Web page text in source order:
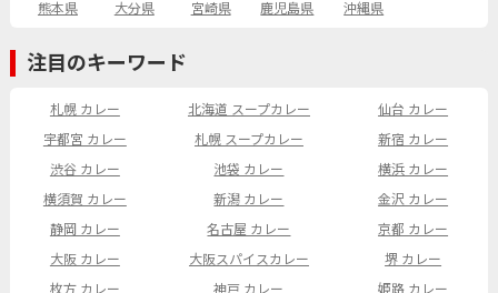
熊本県
大分県 宮崎県 鹿児島県 沖縄県
注目のキーワード
札幌 カレー 北海道 スープカレー
仙台 カレー
宇都宮 カレー
札幌 スープカレー
新宿 カレー
渋谷 カレー
池袋 カレー
横浜 カレー
横須賀 カレー
新潟 カレー
金沢 カレー
静岡 カレー
名古屋 カレー
京都 カレー
大阪 カレー
大阪スパイスカレー
堺 カレー